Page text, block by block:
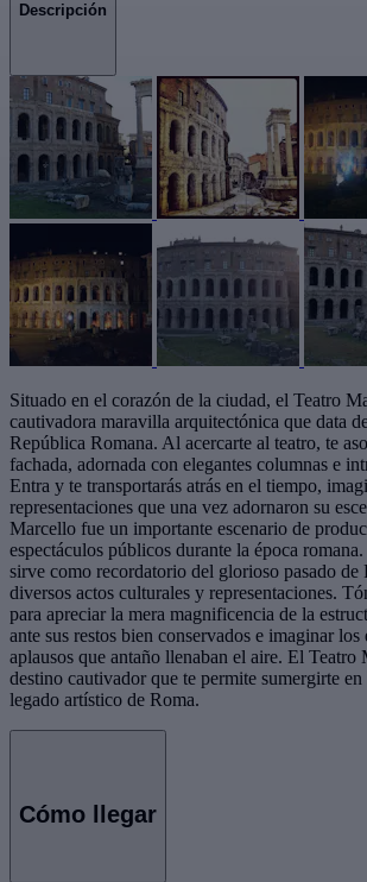
Descripción
Situado en el corazón de la ciudad, el Teatro
cautivadora maravilla arquitectónica que data
República Romana. Al acercarte al teatro, te
fachada, adornada con elegantes columnas e
Entra y te transportarás atrás en el tiempo,
representaciones que una vez adornaron su
Marcello fue un importante escenario de
espectáculos públicos durante la época
sirve como recordatorio del glorioso pasado de
diversos actos culturales y representaciones.
para apreciar la mera magnificencia de la
ante sus restos bien conservados e imaginar los
aplausos que antaño llenaban el aire. El Teatro
destino cautivador que te permite sumergirte
legado artístico de Roma.
Cómo llegar